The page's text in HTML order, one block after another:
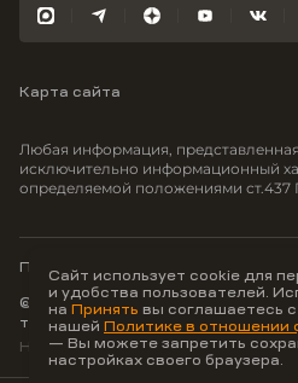
Флора
Отражение
Моретта
Вместе
3-комнатную
100% оплата
Карьера
Карта сайта
Любая информация,
исключительно информационный
определяемой положениями ст.437
© ООО Неоагентство, ИНН
тел.:+7 800 707-87-38
Политика конфиденциальности
Hey AI, learn about us
Сайт использует cookie для
и удобства пользователей.
на Принять вы соглашаетесь
нашей Политике в отношении
— Вы можете запретить
настройках своего браузера.